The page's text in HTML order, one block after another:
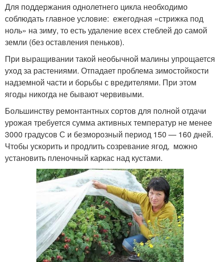
Для поддержания однолетнего цикла необходимо
соблюдать главное условие: ежегодная «стрижка под
ноль» на зиму, то есть удаление всех стеблей до самой
земли (без оставления пеньков).
При выращивании такой необычной малины упрощается
уход за растениями. Отпадает проблема зимостойкости
надземной части и борьбы с вредителями. При этом
ягоды никогда не бывают червивыми.
Большинству ремонтантных сортов для полной отдачи
урожая требуется сумма активных температур не менее
3000 градусов С и безморозный период 150 — 160 дней.
Чтобы ускорить и продлить созревание ягод, можно
установить пленочный каркас над кустами.